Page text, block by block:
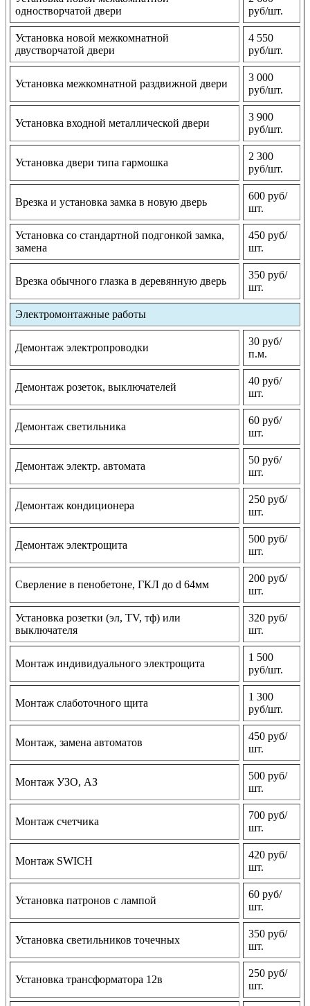
одностворчатой двери
руб/шт.
Установка новой межкомнатной
двустворчатой двери
4 550
руб/шт.
Установка межкомнатной раздвижной двери
3 000
руб/шт.
Установка входной металлической двери
3 900
руб/шт.
Установка двери типа гармошка
2 300
руб/шт.
Врезка и установка замка в новую дверь
600 руб/
шт.
Установка со стандартной подгонкой замка,
замена
450 руб/
шт.
Врезка обычного глазка в деревянную дверь
350 руб/
шт.
Электромонтажные работы
Демонтаж электропроводки
30 руб/
п.м.
Демонтаж розеток, выключателей
40 руб/
шт.
Демонтаж светильника
60 руб/
шт.
Демонтаж электр. автомата
50 руб/
шт.
Демонтаж кондиционера
250 руб/
шт.
Демонтаж электрощита
500 руб/
шт.
Сверление в пенобетоне, ГКЛ до d 64мм
200 руб/
шт.
Установка розетки (эл, TV, тф) или
выключателя
320 руб/
шт.
Монтаж индивидуального электрощита
1 500
руб/шт.
Монтаж слаботочного щита
1 300
руб/шт.
Монтаж, замена автоматов
450 руб/
шт.
Монтаж УЗО, АЗ
500 руб/
шт.
Монтаж счетчика
700 руб/
шт.
Монтаж SWICH
420 руб/
шт.
Установка патронов с лампой
60 руб/
шт.
Установка светильников точечных
350 руб/
шт.
Установка трансформатора 12в
250 руб/
шт.